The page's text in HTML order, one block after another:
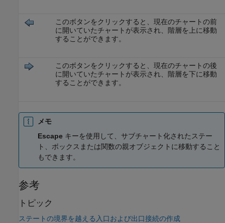
このボタンをクリックすると、現在のチャートの前
に開いていたチャートが表示され、階層を上に移動
することができます。
このボタンをクリックすると、現在のチャートの後
に開いていたチャートが表示され、階層を下に移動
することができます。
メモ
Escape キーを使用して、サブチャート化されたステー
ト、ボックスまたは関数の親オブジェクトに移動すること
もできます。
参考
トピック
ステートの境界を越える入口および出口接続の作成